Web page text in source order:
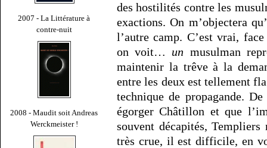
2007 - La Littérature à
contre-nuit
2008 - Maudit soit Andreas
Werckmeister !
des hostilités contre les
exactions. On m’objectera
l’autre camp. C’est vrai,
on voit… un musulman
maintenir la trêve à la
entre les deux est tellement
technique de propagande.
égorger Châtillon et que
souvent décapités,
très crue, il est difficile, en